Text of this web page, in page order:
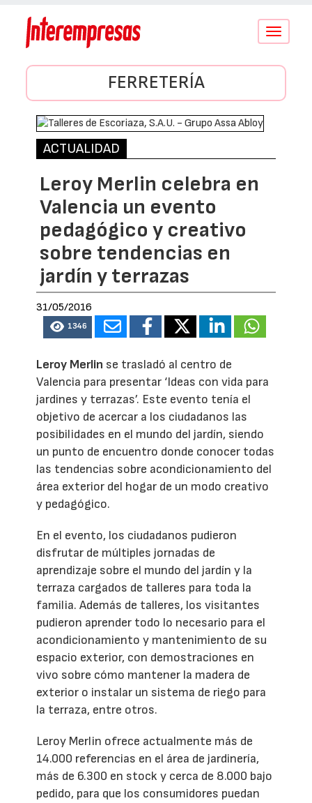
Conmutar
FERRETERÍA
ACTUALIDAD
Leroy Merlin celebra en
Valencia un evento
pedagógico y creativo
sobre tendencias en
jardín y terrazas
31/05/2016
1346
Leroy Merlin se trasladó al centro de
Valencia para presentar ‘Ideas con vida para
jardines y terrazas’. Este evento tenía el
objetivo de acercar a los ciudadanos las
posibilidades en el mundo del jardín, siendo
un punto de encuentro donde conocer todas
las tendencias sobre acondicionamiento del
área exterior del hogar de un modo creativo
y pedagógico.
En el evento, los ciudadanos pudieron
disfrutar de múltiples jornadas de
aprendizaje sobre el mundo del jardín y la
terraza cargados de talleres para toda la
familia. Además de talleres, los visitantes
pudieron aprender todo lo necesario para el
acondicionamiento y mantenimiento de su
espacio exterior, con demostraciones en
vivo sobre cómo mantener la madera de
exterior o instalar un sistema de riego para
la terraza, entre otros.
Leroy Merlin ofrece actualmente más de
14.000 referencias en el área de jardinería,
más de 6.300 en stock y cerca de 8.000 bajo
pedido, para que los consumidores puedan